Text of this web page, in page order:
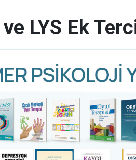
LYS Ek